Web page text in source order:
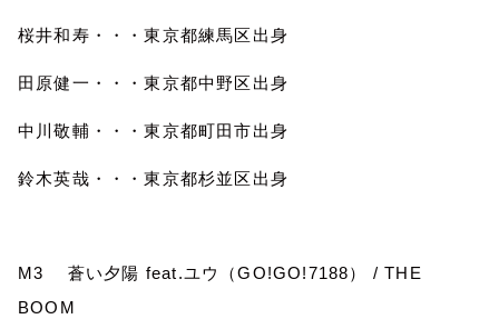
桜井和寿・・・東京都練馬区出身
田原健一・・・東京都中野区出身
中川敬輔・・・東京都町田市出身
鈴木英哉・・・東京都杉並区出身
M3 蒼い夕陽 feat.ユウ（GO!GO!7188）
/ THE
BOOM